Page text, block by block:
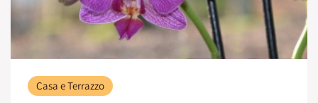
Casa e Terrazzo